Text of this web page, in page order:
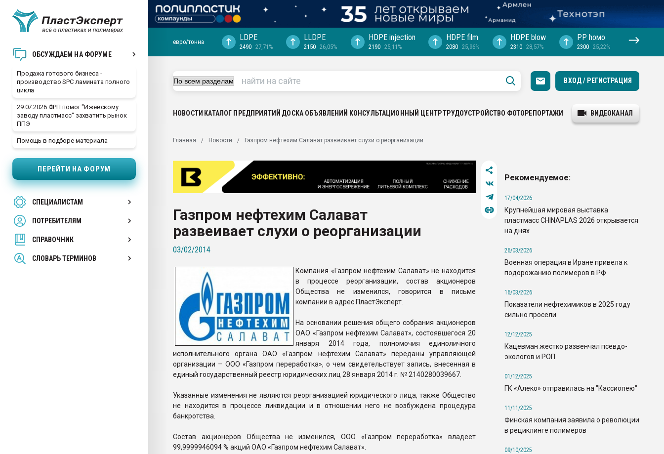
ОБСУЖДАЕМ НА ФОРУМЕ
Продажа готового бизнеса -
производство SPC ламината полного
цикла
29.07.2026 ФРП помог "Ижевскому
заводу пластмасс" захватить рынок
ППЭ
Помощь в подборе материала
ПЕРЕЙТИ НА ФОРУМ
СПЕЦИАЛИСТАМ
ПОТРЕБИТЕЛЯМ
СПРАВОЧНИК
СЛОВАРЬ ТЕРМИНОВ
28.07.2026 "Технониколь" довольна
Всё, что касается выдува ПЭТ
Материал поверхности пуансона для
Продам отходы Композиция
поликарбоната и АБС-пластика
Armaloy PC/ABS-1IM черный цвет
Профильная литература. Продажа,
покупка, обмен
евро/тонна LDPE
2490 27,71%
LLDPE
2150 26,05%
HDPE injection
2190 25,11%
HDPE film
2080 25,96%
HDPE blow
2310 28,57%
PP hомо
2300 25,22%
ВХОД / РЕГИСТРАЦИЯ
НОВОСТИ КАТАЛОГ ПРЕДПРИЯТИЙ ДОСКА ОБЪЯВЛЕНИЙ КОНСУЛЬТАЦИОННЫЙ ЦЕНТРТРУДОУСТРОЙСТВО ФОТОРЕПОРТАЖИ ВИДЕОКАНАЛ
Главная Новости Газпром нефтехим Салават развеивает слухи о реорганизации
Газпром нефтехим Салават
развеивает слухи о реорганизации
03/02/2014
Компания «Газпром нефтехим Салават» не находится
в процессе реорганизации, состав акционеров
Общества не изменился, говорится в письме
компании в адрес ПластЭксперт.
На основании решения общего собрания акционеров
ОАО «Газпром нефтехим Салават», состоявшегося 20
января 2014 года, полномочия единоличного
исполнительного органа ОАО «Газпром нефтехим Салават» переданы управляющей
организации – ООО «Газпром переработка», о чем свидетельствует запись, внесенная в
единый государственный реестр юридических лиц 28 января 2014 г. № 2140280039667.
Указанные изменения не являются реорганизацией юридического лица, также Общество
не находится в процессе ликвидации и в отношении него не возбуждена процедура
банкротства.
Состав акционеров Общества не изменился, ООО «Газпром переработка» владеет
99,9999946094 % акций ОАО «Газпром нефтехим Салават».
Рекомендуемое:
17/04/2026
Крупнейшая мировая выставка
пластмасс CHINAPLAS 2026 открывается
на днях
26/03/2026
Военная операция в Иране привела к
подорожанию полимеров в РФ
16/03/2026
Показатели нефтехимиков в 2025 году
сильно просели
12/12/2025
Кацевман жестко развенчал псевдо-
экологов и РОП
01/12/2025
ГК «Алеко» отправилась на "Кассиопею"
11/11/2025
Финская компания заявила о революции
в рециклинге полимеров
09/10/2025